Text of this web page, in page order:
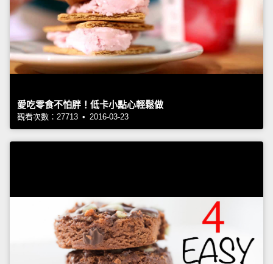
愛吃零食不怕胖！低卡小點心輕鬆做
觀看次數：27713 • 2016-03-23